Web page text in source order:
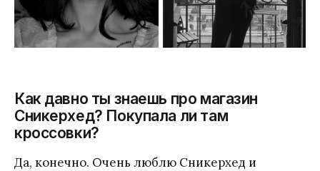
Как давно ты знаешь про магазин
Сникерхед? Покупала ли там
кроссовки?
Да, конечно. Очень люблю Сникерхед и